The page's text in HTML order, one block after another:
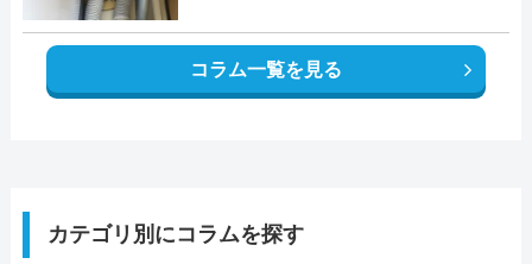
コラム一覧を見る
カテゴリ別にコラムを探す